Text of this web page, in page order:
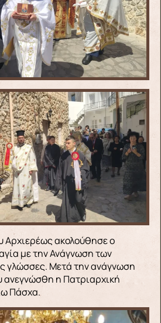
Αρχιερέως ακολούθησε ο
με την Ανάγνωση των
γλώσσες. Μετά την ανάγνωση
ανεγνώσθη η Πατριαρχική
Πάσχα.